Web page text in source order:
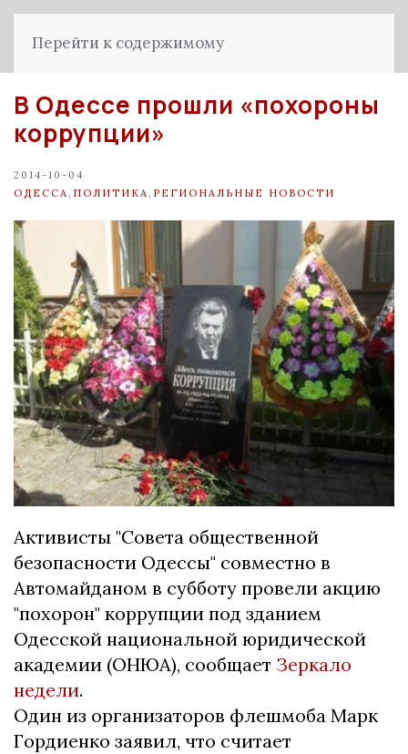
Перейти к содержимому
В Одессе прошли «похороны
коррупции»
2014-10-04
ОДЕССА
ПОЛИТИКА РЕГИОНАЛЬНЫЕ НОВОСТИ
Активисты "Совета общественной
безопасности Одессы" совместно в
Автомайданом в субботу провели акцию
"похорон" коррупции под зданием
Одесской национальной юридической
академии (ОНЮА), сообщает Зеркало
недели.
Один из организаторов флешмоба Марк
Гордиенко заявил, что считает